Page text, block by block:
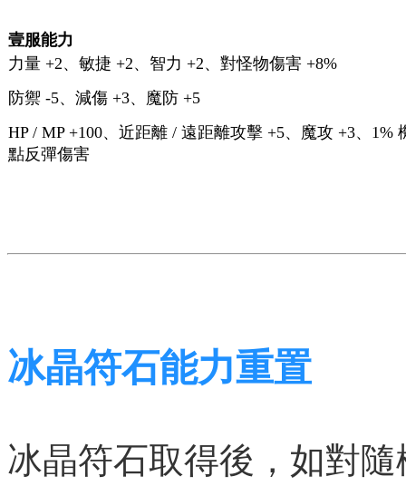
壹服能力
力量 +2、敏捷 +2、智力 +2、對怪物傷害 +8%
防禦 -5、減傷 +3、魔防 +5
HP / MP +100、近距離 / 遠距離攻擊 +5、魔攻 +3、1%
點反彈傷害
冰晶符石能力重置
冰晶符石取得後，如對